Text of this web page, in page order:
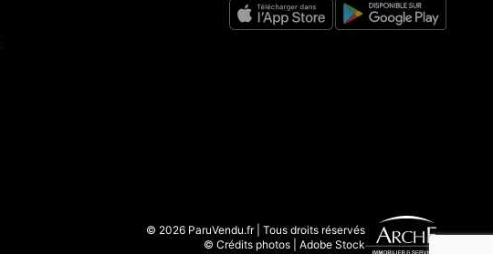
© 2026 ParuVendu.fr | Tous droits réservés
© Crédits photos | Adobe Stock